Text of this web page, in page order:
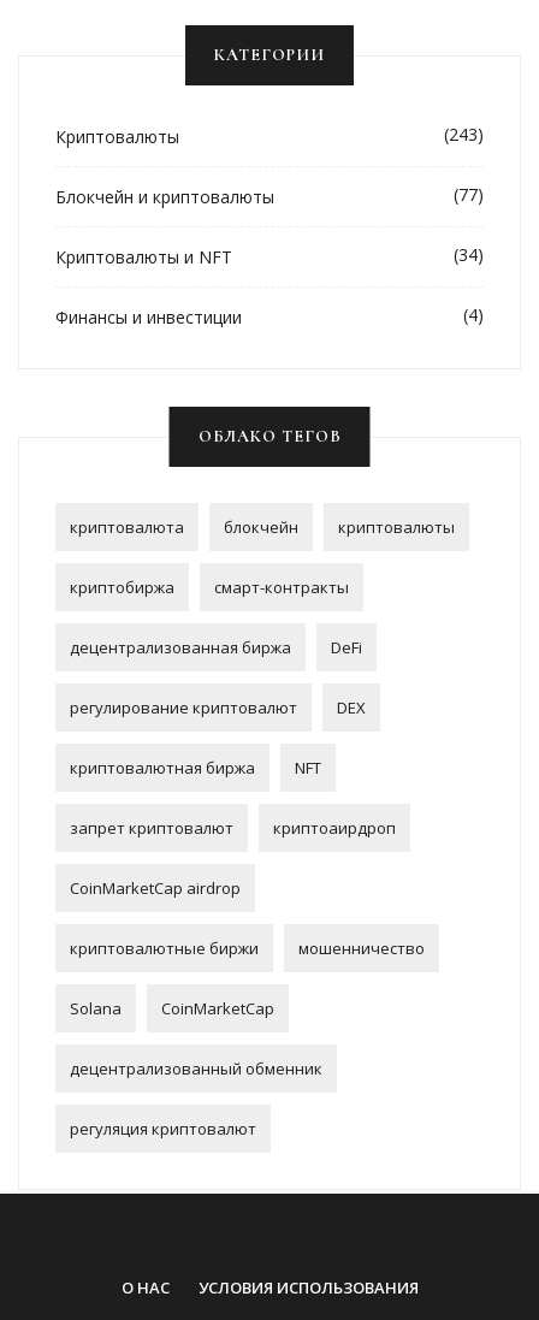
КАТЕГОРИИ
Криптовалюты (243)
Блокчейн и криптовалюты (77)
Криптовалюты и NFT (34)
Финансы и инвестиции (4)
ОБЛАКО ТЕГОВ
криптовалюта блокчейн криптовалюты
криптобиржа смарт-контракты
децентрализованная биржа DeFi
регулирование криптовалют DEX
криптовалютная биржа NFT
запрет криптовалют криптоаирдроп
CoinMarketCap airdrop
криптовалютные биржи мошенничество
Solana CoinMarketCap
децентрализованный обменник
регуляция криптовалют
О НАС
УСЛОВИЯ ИСПОЛЬЗОВАНИЯ